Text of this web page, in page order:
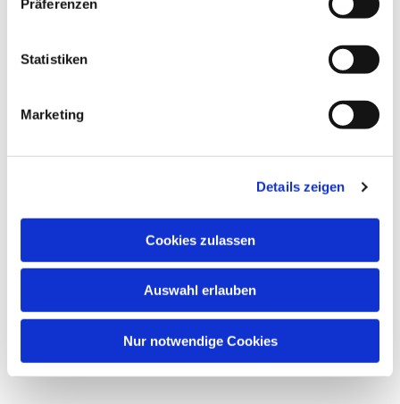
Präferenzen
Statistiken
Marketing
Details zeigen
Cookies zulassen
Auswahl erlauben
Nur notwendige Cookies
Dies könnte Sie auch